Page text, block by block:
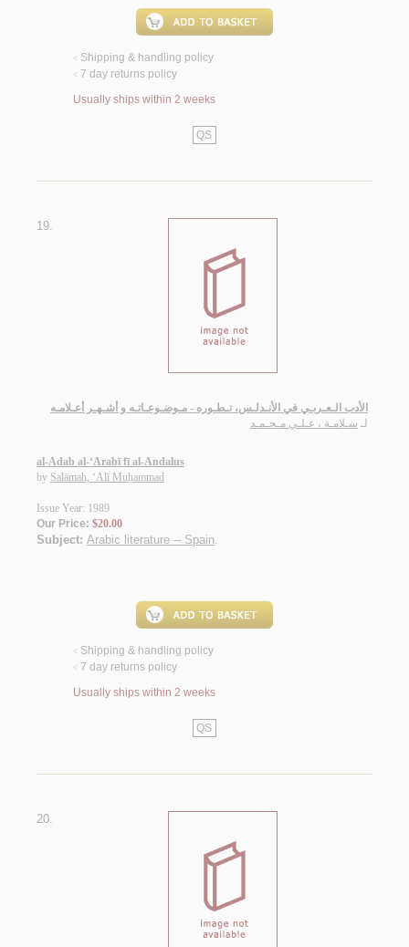
< Shipping & handling policy
< 7 day returns policy
Usually ships within 2 weeks
QS
19.
الأدب الـعـربـي في الأنـدلـس، تـطـوره - مـوضـوعـاتـه و أشـهـر أعـلامـه
لـ سـلامـة ، عـلـي مـحـمـد
al-Adab al-‘Arabī fī al-Andalus
by Salāmah, ‘Alī Muḥammad
Issue Year: 1989
Our Price: $20.00
Subject: Arabic literature -- Spain.
< Shipping & handling policy
< 7 day returns policy
Usually ships within 2 weeks
QS
20.